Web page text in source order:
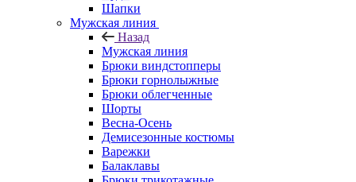
Шапки
Мужская линия
Назад
Мужская линия
Брюки виндстопперы
Брюки горнолыжные
Брюки облегченные
Шорты
Весна-Осень
Демисезонные костюмы
Варежки
Балаклавы